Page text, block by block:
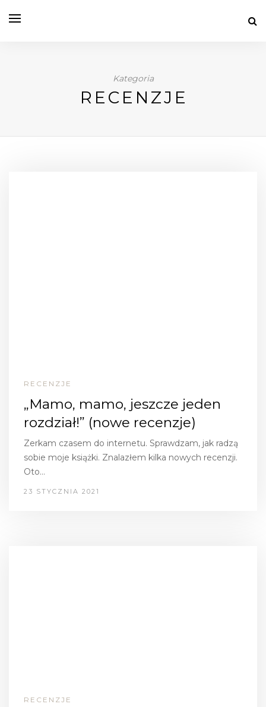
Kategoria
RECENZJE
RECENZJE
„Mamo, mamo, jeszcze jeden
rozdział!” (nowe recenzje)
Zerkam czasem do internetu. Sprawdzam, jak radzą
sobie moje książki. Znalazłem kilka nowych recenzji.
Oto…
23 STYCZNIA 2021
RECENZJE